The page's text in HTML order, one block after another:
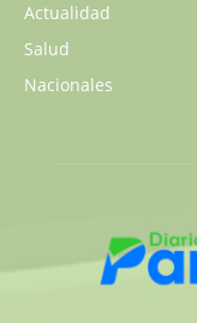
Actualidad
Salud
Nacionales